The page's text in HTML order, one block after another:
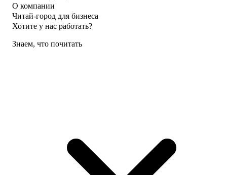
О компании
Читай-город для бизнеса
Хотите у нас работать?
Знаем, что почитать